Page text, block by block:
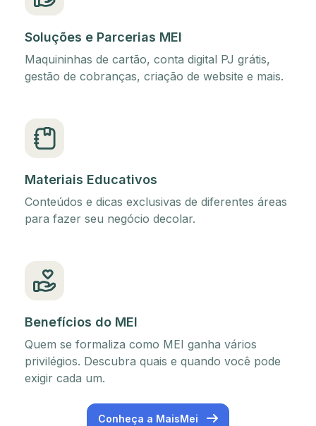
Soluções e Parcerias MEI
Maquininhas de cartão, conta digital PJ grátis,
gestão de cobranças, criação de website e mais.
Materiais Educativos
Conteúdos e dicas exclusivas de diferentes áreas
para fazer seu negócio decolar.
Benefícios do MEI
Quem se formaliza como MEI ganha vários
privilégios. Descubra quais e quando você pode
exigir cada um.
Conheça a MaisMei